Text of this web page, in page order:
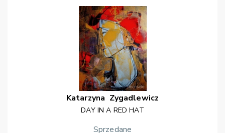
Katarzyna Zygadlewicz
DAY IN A RED HAT
Sprzedane